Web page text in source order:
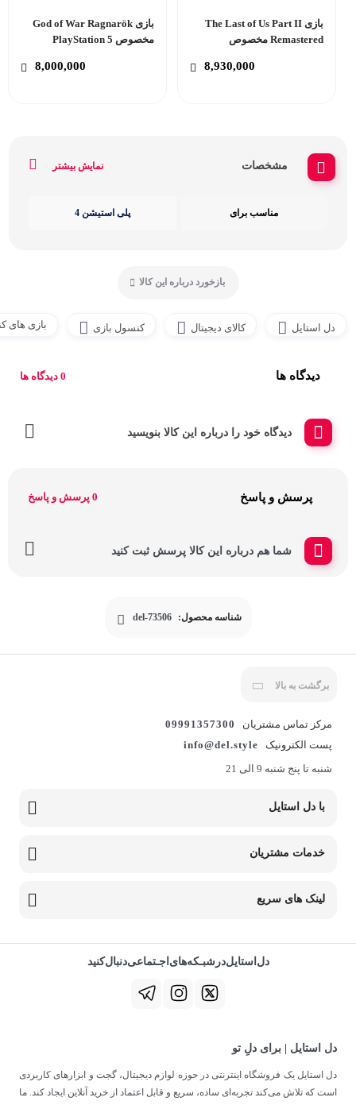
بازی The Last of Us Part II
Remastered مخصوص
8,930,000
بازی God of War Ragnarök
مخصوص PlayStation 5
8,000,000
مشخصات نمایش بیشتر
مناسب برای پلی استیشن 4
بازخورد درباره این کالا
دل استایل کالای دیجیتال کنسول بازی بازی های
دیدگاه ها 0 دیدگاه ها
دیدگاه خود را درباره این کالا بنویسید
پرسش و پاسخ 0 پرسش و پاسخ
شما هم درباره این کالا پرسش ثبت کنید
شناسه محصول: del-73506
برگشت به بالا
مرکز تماس مشتریان
09991357300
پست الکترونیک
info@del.style
شنبه تا پنج شنبه 9 الی 21
با دل استایل
خدمات مشتریان
لینک های سریع
دل‌استایل‌در‌‌شبـکه‌های‌اجـتماعی‌دنبال‌کنید
دل استایل | برای دلِ تو
دل استایل یک فروشگاه اینترنتی در حوزه لوازم دیجیتال، گجت و ابزارهای کاربردی
است که تلاش می‌کند تجربه‌ای ساده، سریع و قابل اعتماد از خرید آنلاین ایجاد کند. ما